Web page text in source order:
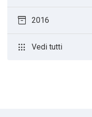
inventory_2 2016
apps Vedi tutti